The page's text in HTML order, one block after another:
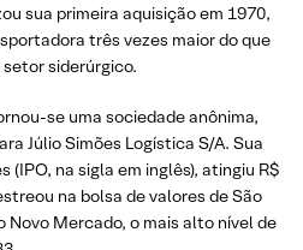
sua primeira aquisição em 1970,
três vezes maior do que
siderúrgico.
se uma sociedade anônima,
Júlio Simões Logística S/A. Sua
na sigla em inglês), atingiu R$
na bolsa de valores de São
Novo Mercado, o mais alto nível de